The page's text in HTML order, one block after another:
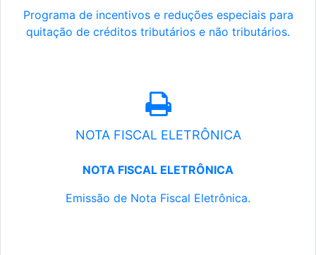
Programa de incentivos e reduções especiais para
quitação de créditos tributários e não tributários.
NOTA FISCAL ELETRÔNICA
NOTA FISCAL ELETRÔNICA
Emissão de Nota Fiscal Eletrônica.